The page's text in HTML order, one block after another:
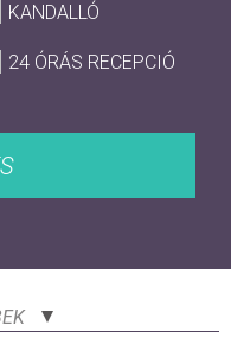
KANDALLÓ
24 ÓRÁS RECEPCIÓ